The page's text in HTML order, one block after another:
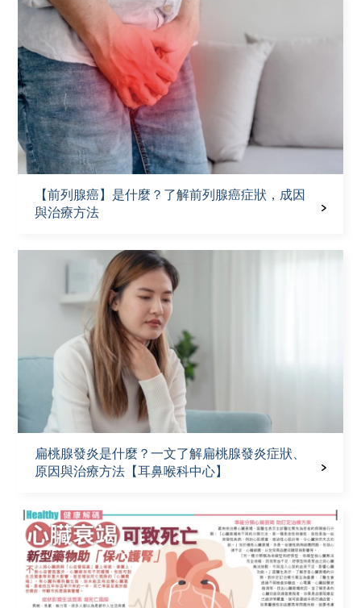
【前列腺癌】是什麼？了解前列腺癌症狀，成因
與治療方法
扁桃腺發炎是什麼？一文了解扁桃腺發炎症狀、
原因與治療方法【耳鼻喉科中心】